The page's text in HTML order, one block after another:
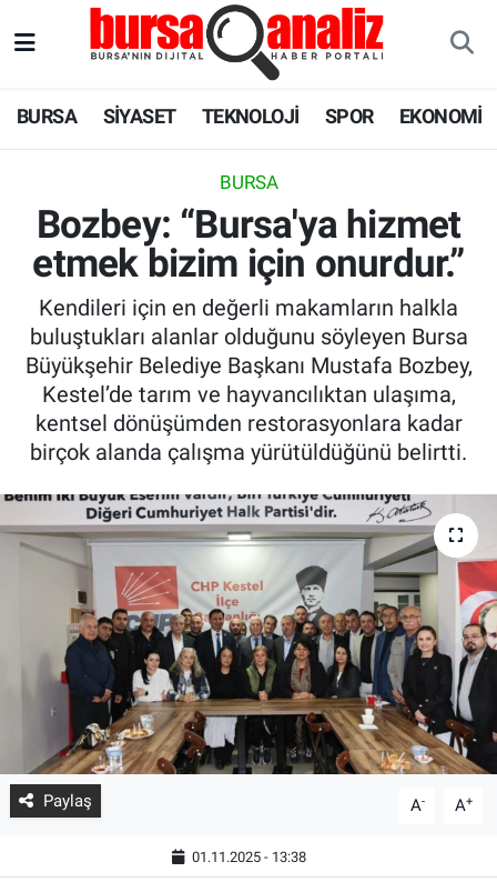
BURSA SİYASET TEKNOLOJİ SPOR EKONOMİ
BURSA
Bozbey: “Bursa'ya hizmet
etmek bizim için onurdur.”
Kendileri için en değerli makamların halkla
buluştukları alanlar olduğunu söyleyen Bursa
Büyükşehir Belediye Başkanı Mustafa Bozbey,
Kestel’de tarım ve hayvancılıktan ulaşıma,
kentsel dönüşümden restorasyonlara kadar
birçok alanda çalışma yürütüldüğünü belirtti.
Paylaş A- A+
01.11.2025 - 13:38
SPOR
EKONOMİ
SAĞLIK
ASTROLOJİ
Süper Lig Puan Durumu ve Fikstür
Tüm Manşetler
Son Dakika Haberleri
Haber Arşivi